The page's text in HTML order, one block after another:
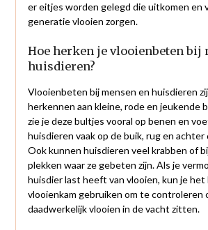
er eitjes worden gelegd die uitkomen en
generatie vlooien zorgen.
Hoe herken je vlooienbeten bij
huisdieren?
Vlooienbeten bij mensen en huisdieren
herkennen aan kleine, rode en jeukende
zie je deze bultjes vooral op benen en
huisdieren vaak op de buik, rug en
Ook kunnen huisdieren veel krabben of
plekken waar ze gebeten zijn. Als je
huisdier last heeft van vlooien, kun je
vlooienkam gebruiken om te controleren
daadwerkelijk vlooien in de vacht zitten.